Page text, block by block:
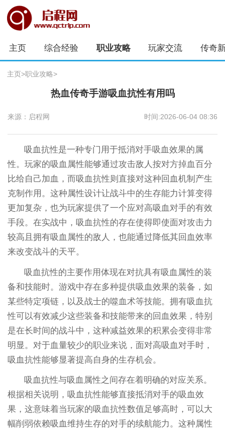
主页 综合经验 职业攻略 玩家交流 传奇
主页>职业攻略>
热血传奇手游吸血抗性有用吗
来源：启程网 时间:2026-06-04 08:36
吸血抗性是一种专门用于抵消对手吸血效果的属
性。玩家的吸血属性能够通过攻击敌人按对方掉血百分
比给自己加血，而吸血抗性则直接对这种回血机制产生
克制作用。这种属性设计让战斗中的生存能力计算变得
更加复杂，也为玩家提供了一个应对高吸血对手的有效
手段。在实战中，吸血抗性的存在使得即使面对攻击力
较高且拥有吸血属性的敌人，也能通过降低其回血效率
来改变战斗的天平。
吸血抗性的主要作用体现在对抗具有吸血属性的装
备和技能时。游戏中存在多种提供吸血效果的装备，如
某些特定项链，以及战士的噬血术等技能。拥有吸血抗
性可以有效减少这些装备和技能带来的回血效果，特别
是在长时间的战斗中，这种减益效果的积累会变得非常
明显。对于血量较少的职业来说，面对高吸血对手时，
吸血抗性能够显著提高自身的生存机会。
吸血抗性与吸血属性之间存在着明确的对应关系。
根据相关说明，吸血抗性能够直接抵消对手的吸血效
果，这意味着当玩家的吸血抗性数值足够高时，可以大
幅削弱依赖吸血维持生存的对手的续航能力。这种属性